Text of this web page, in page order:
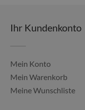
Ihr Kundenkonto
Mein Konto
Mein Warenkorb
Meine Wunschliste